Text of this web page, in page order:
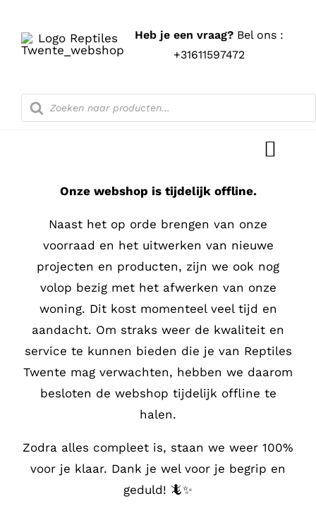
naar
inhoud
Producten
zoeken
Heb je een vraag? Bel ons :
+31611597472
Blog
Service
Contact
Onze webshop is tijdelijk offline.
Naast het op orde brengen van onze
voorraad en het uitwerken van nieuwe
projecten en producten, zijn we ook nog
volop bezig met het afwerken van onze
woning. Dit kost momenteel veel tijd en
aandacht. Om straks weer de kwaliteit en
service te kunnen bieden die je van Reptiles
Twente mag verwachten, hebben we daarom
besloten de webshop tijdelijk offline te
halen.
Zodra alles compleet is, staan we weer 100%
voor je klaar. Dank je wel voor je begrip en
geduld! 🦎✨